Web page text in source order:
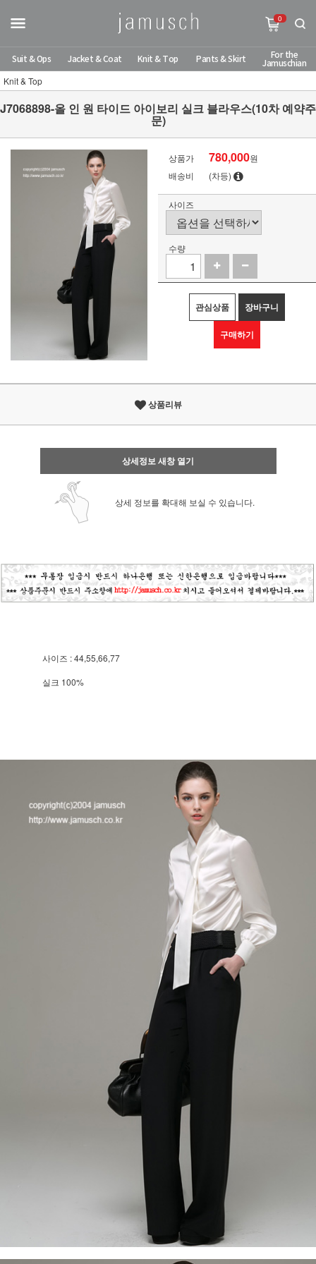
0
Suit & Ops Jacket & Coat Knit & Top Pants & Skirt
For the
Jamuschian
Knit & Top
J7068898-올 인 원 타이드 아이보리 실크 블라우스(10차 예약주
문)
상품가 780,000원
배송비
(차등)
사이즈
수량
관심상품 장바구니
구매하기
상품리뷰
상세정보 새창 열기
상세 정보를 확대해 보실 수 있습니다.
사이즈 : 44,55,66,77
실크 100%